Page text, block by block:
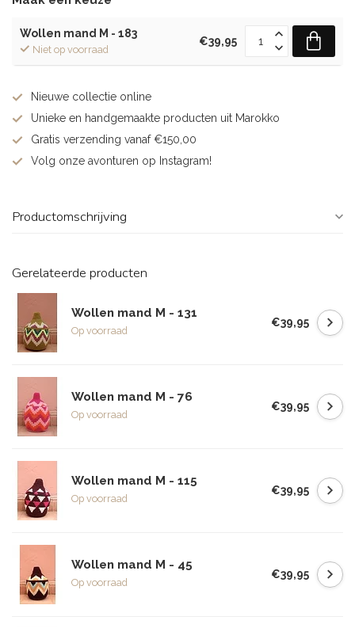
Wollen mand M - 183
Niet op voorraad
€39,95
Nieuwe collectie online
Unieke en handgemaakte producten uit Marokko
Gratis verzending vanaf €150,00
Volg onze avonturen op Instagram!
Productomschrijving
Gerelateerde producten
Wollen mand M - 131
Op voorraad
€39,95
Wollen mand M - 76
Op voorraad
€39,95
Wollen mand M - 115
Op voorraad
€39,95
Wollen mand M - 45
Op voorraad
€39,95